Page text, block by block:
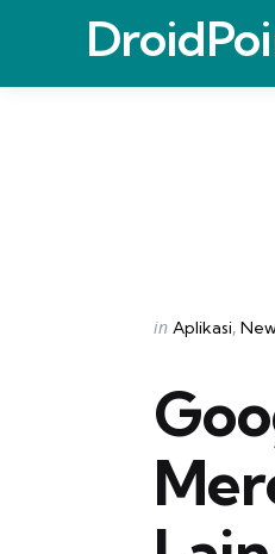
Categories
Posted
in Aplikasi